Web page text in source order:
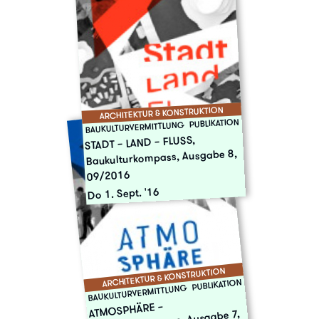
ARCHITEKTUR & KONSTRUKTION
BAUKULTURVERMITTLUNG PUBLIKATION
STADT – LAND – FLUSS,
Baukulturkompass, Ausgabe 8,
09/2016
Do 1. Sept. '16
ARCHITEKTUR & KONSTRUKTION
BAUKULTURVERMITTLUNG PUBLIKATION
ATMOSPHÄRE –